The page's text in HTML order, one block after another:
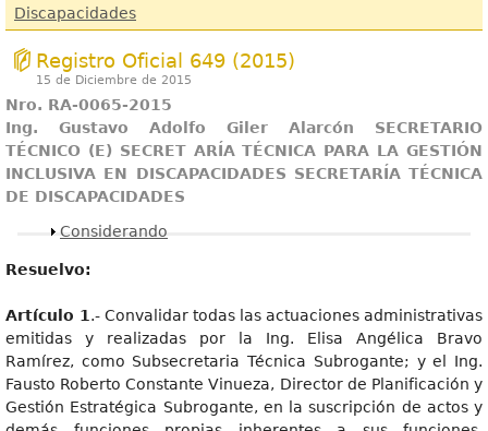
Discapacidades
Registro Oficial 649 (2015)
15 de Diciembre de 2015
Nro. RA-0065-2015
Ing. Gustavo Adolfo Giler Alarcón SECRETARIO
TÉCNICO (E) SECRET ARÍA TÉCNICA PARA LA GESTIÓN
INCLUSIVA EN DISCAPACIDADES SECRETARÍA TÉCNICA
DE DISCAPACIDADES
Mostrar
Considerando
Resuelvo:
Artícul o 1 .- Convalidar todas las actuaciones administrativas
emitidas y realizadas por la Ing. Elisa Angélica Bravo
Ramírez, como Subsecretaria Técnica Subrogante; y el Ing.
Fausto Roberto Constante Vinueza, Director de Planificación y
Gestión Estratégica Subrogante, en la suscripción de actos y